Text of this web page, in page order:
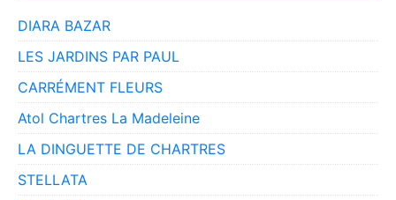
DIARA BAZAR
LES JARDINS PAR PAUL
CARRÉMENT FLEURS
Atol Chartres La Madeleine
LA DINGUETTE DE CHARTRES
STELLATA